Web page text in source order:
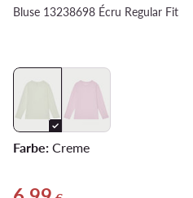
Bluse 13238698 Écru Regular Fit
Farbe: Creme
Aktueller Preis 6,99 €